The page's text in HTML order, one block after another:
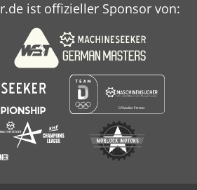
ist offizieller Sponsor von: